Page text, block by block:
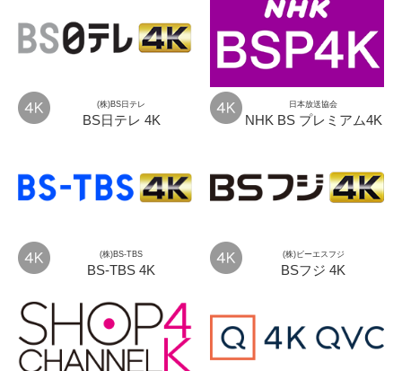
(株)BS日テレ
BS日テレ 4K
日本放送協会
NHK BS プレミアム4K
(株)BS-TBS
BS-TBS 4K
(株)ビーエスフジ
BSフジ 4K